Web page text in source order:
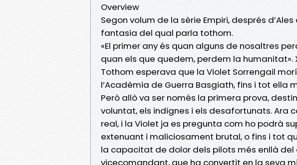
Overview
Segon volum de la sèrie Empiri, després
fantasia del qual parla tothom.
«El primer any és quan alguns de nosaltres
quan els que quedem, perdem la humanitat».
Tothom esperava que la Violet Sorrengail
l’Acadèmia de Guerra Basgiath, fins i tot ella
Però allò va ser només la primera prova,
voluntat, els indignes i els desafortunats. Ara
real, i la Violet ja es pregunta com ho podrà
extenuant i maliciosament brutal, o fins i tot
la capacitat de dolor dels pilots més enllà del
vicecomandant, que ha convertit en la seva